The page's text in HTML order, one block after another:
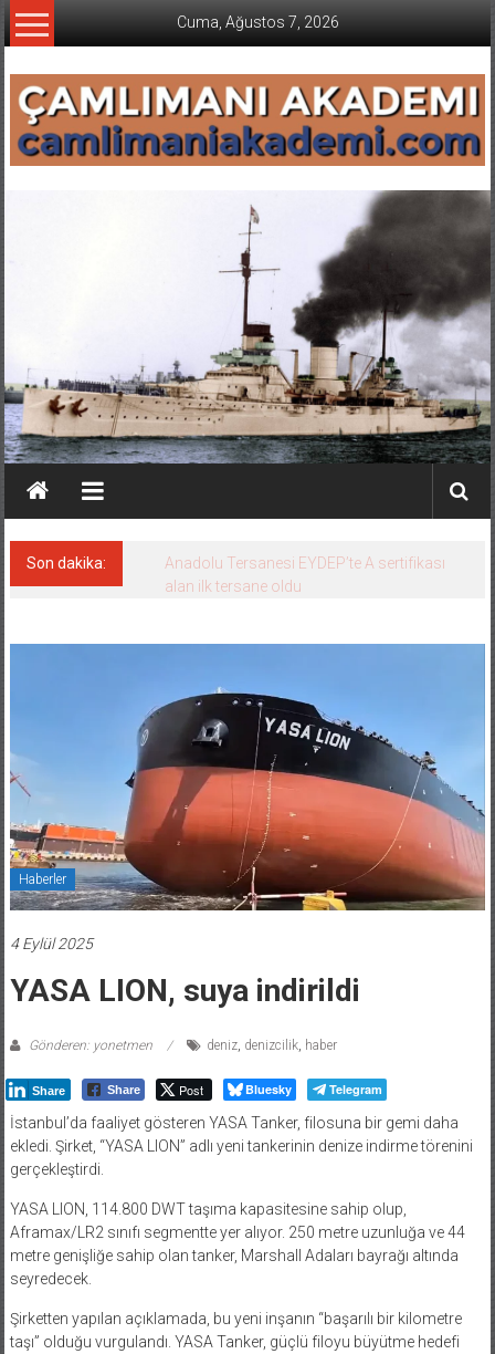
İçeriğe
geç
Cuma, Ağustos 7, 2026
Son dakika:
Anadolu Tersanesi EYDEP’te A sertifikası
alan ilk tersane oldu
Haberler
4 Eylül 2025
YASA LION, suya indirildi
Gönderen: yonetmen deniz, denizcilik, haber
Share Share Post Bluesky Telegram
İstanbul’da faaliyet gösteren YASA Tanker, filosuna bir gemi daha
ekledi. Şirket, “YASA LION” adlı yeni tankerinin denize indirme törenini
gerçekleştirdi.
YASA LION, 114.800 DWT taşıma kapasitesine sahip olup,
Aframax/LR2 sınıfı segmentte yer alıyor. 250 metre uzunluğa ve 44
metre genişliğe sahip olan tanker, Marshall Adaları bayrağı altında
seyredecek.
Şirketten yapılan açıklamada, bu yeni inşanın “başarılı bir kilometre
taşı” olduğu vurgulandı. YASA Tanker, güçlü filoyu büyütme hedefi